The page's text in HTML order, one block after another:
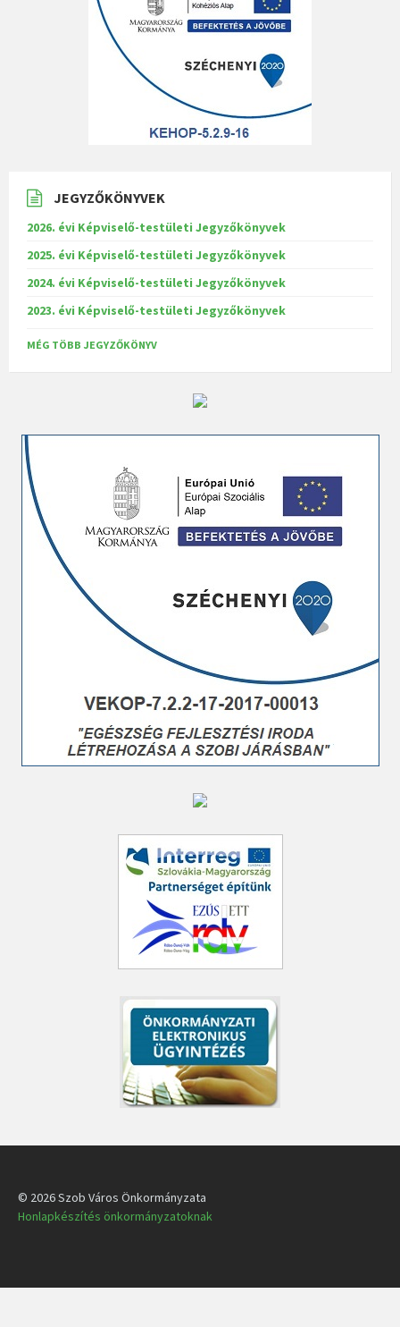
JEGYZŐKÖNYVEK
2026. évi Képviselő-testületi Jegyzőkönyvek
2025. évi Képviselő-testületi Jegyzőkönyvek
2024. évi Képviselő-testületi Jegyzőkönyvek
2023. évi Képviselő-testületi Jegyzőkönyvek
MÉG TÖBB JEGYZŐKÖNYV
© 2026 Szob Város Önkormányzata
Honlapkészítés önkormányzatoknak